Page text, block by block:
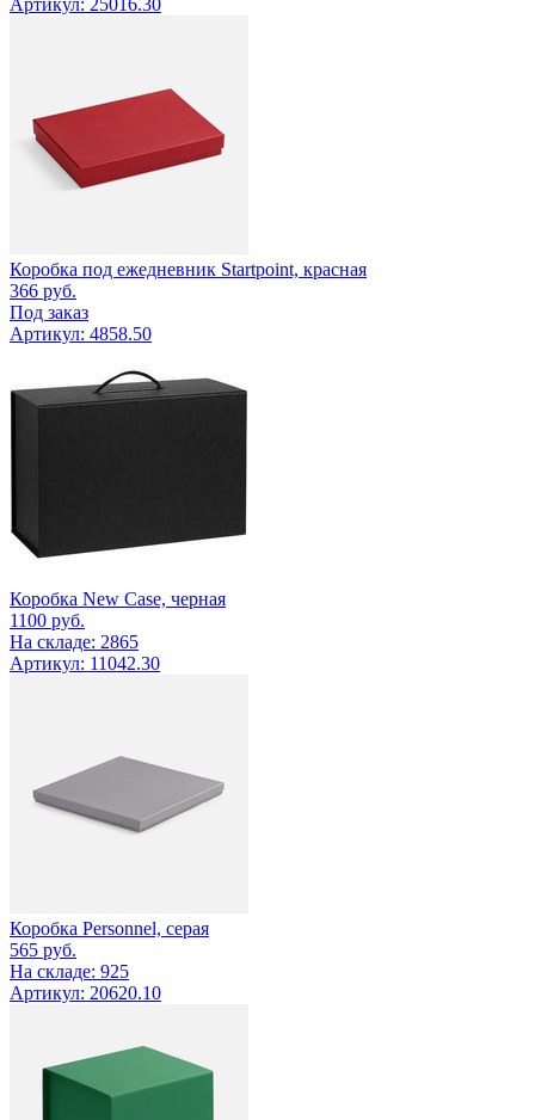
Коробка под ежедневник Startpoint, красная
366 руб.
Под заказ
Артикул: 4858.50
Коробка New Case, черная
1100 руб.
На складе: 2865
Артикул: 11042.30
Коробка Personnel, серая
565 руб.
На складе: 925
Артикул: 20620.10